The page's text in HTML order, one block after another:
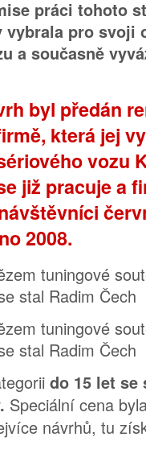
práci tohoto
vybrala pro svoji
a současně
byl předán
která jej
vozu
již pracuje a
2008.
do 15 let se
Speciální cena
návrhů, tu